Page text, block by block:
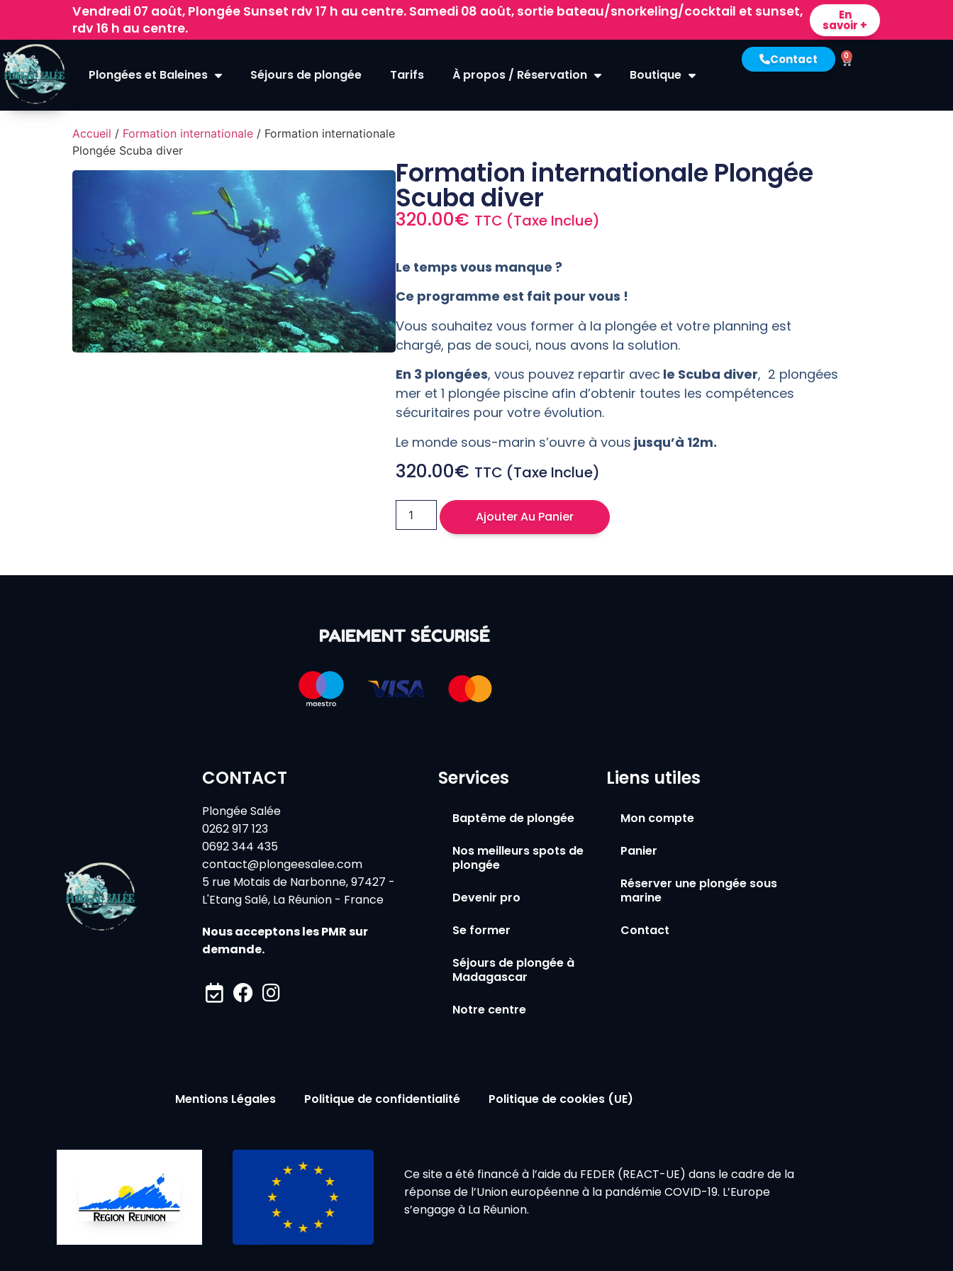
Vendredi 07 août, Plongée Sunset rdv 17 h au centre. Samedi 08 août, sortie bateau/snorkeling/cocktail et sunset,
rdv 16 h au centre.
En
savoir +
Plongées et Baleines Séjours de plongée Tarifs À propos / Réservation Boutique
Contact 0
Accueil / Formation internationale / Formation internationale
Plongée Scuba diver
Formation internationale Plongée
Scuba diver
320.00€ TTC (Taxe Inclue)
Le temps vous manque ?
Ce programme est fait pour vous !
Vous souhaitez vous former à la plongée et votre planning est
chargé, pas de souci, nous avons la solution.
En 3 plongées, vous pouvez repartir avec le Scuba diver, 2 plongées
mer et 1 plongée piscine afin d’obtenir toutes les compétences
sécuritaires pour votre évolution.
Le monde sous-marin s’ouvre à vous jusqu’à 12m.
320.00€ TTC (Taxe Inclue)
Ajouter Au Panier
PAIEMENT SÉCURISÉ
CONTACT
Plongée Salée
0262 917 123
0692 344 435
contact@plongeesalee.com
5 rue Motais de Narbonne, 97427 -
L'Etang Salé, La Réunion - France
Nous acceptons les PMR sur
demande.
Services
Baptême de plongée
Nos meilleurs spots de
plongée
Devenir pro
Se former
Séjours de plongée à
Madagascar
Notre centre
Liens utiles
Mon compte
Panier
Réserver une plongée sous
marine
Contact
Mentions Légales Politique de confidentialité Politique de cookies (UE)
Ce site a été financé à l’aide du FEDER (REACT-UE) dans le cadre de la
réponse de l’Union européenne à la pandémie COVID-19. L’Europe
s’engage à La Réunion.